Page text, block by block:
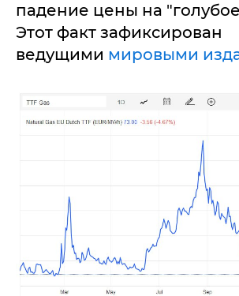
падение цены на
Этот факт зафиксирован
ведущими мировыми